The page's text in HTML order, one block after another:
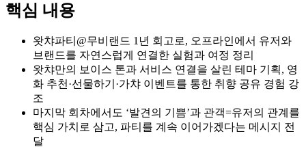
핵심 내용
왓챠파티@무비랜드 1년 회고로, 오프라인에서 유저와
브랜드를 자연스럽게 연결한 실험과 여정 정리
왓챠만의 보이스 톤과 서비스 연결을 살린 테마 기획, 영
화 추천·선물하기·가챠 이벤트를 통한 취향 공유 경험 강
조
마지막 회차에서도 ‘발견의 기쁨’과 관객=유저의 관계를
핵심 가치로 삼고, 파티를 계속 이어가겠다는 메시지 전
달